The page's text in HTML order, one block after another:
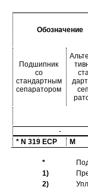
Обозначение
Подшипник
со
стандартным
сепаратором
-
* N 319 ECP
M
*
1)
2)